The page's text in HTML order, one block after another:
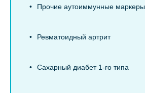
Прочие аутоиммунные маркеры
Ревматоидный артрит
Сахарный диабет 1-го типа